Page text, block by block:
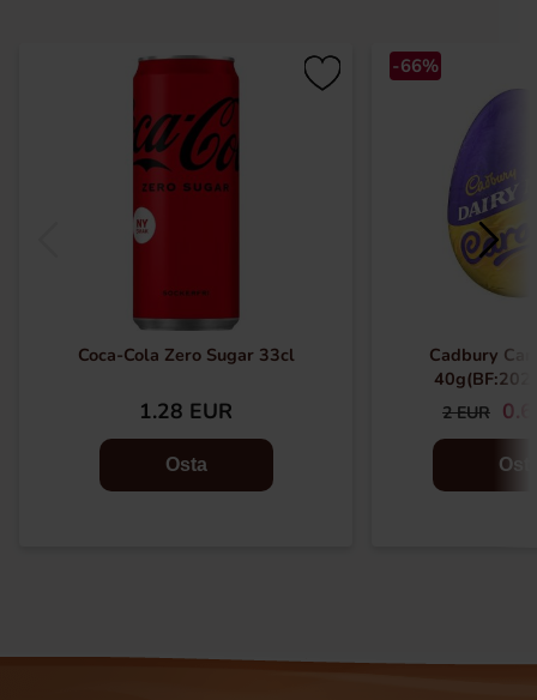
Coca-Cola Zero Sugar 33cl
1.28 EUR
Osta
-66%
Cadbury
2 EUR